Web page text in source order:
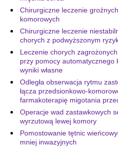
Chirurgiczne leczenie
komorowych
Chirurgiczne leczenie
chorych z podwyższonym
Leczenie chorych
przy pomocy
wyniki własne
Odległa obserwacja rytmu
łącza przedsionkowo-
farmakoterapię migotania
Operacje wad zastawkowych
wyrzutową lewej komory
Pomostowanie tętnic
mniej inwazyjnych